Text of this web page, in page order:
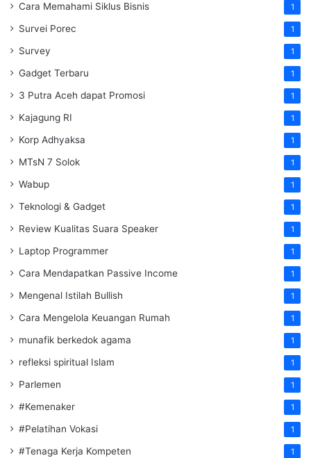
Cara Memahami Siklus Bisnis 1
Survei Porec 1
Survey 1
Gadget Terbaru 1
3 Putra Aceh dapat Promosi 1
Kajagung RI 1
Korp Adhyaksa 1
MTsN 7 Solok 1
Wabup 1
Teknologi & Gadget 1
Review Kualitas Suara Speaker 1
Laptop Programmer 1
Cara Mendapatkan Passive Income 1
Mengenal Istilah Bullish 1
Cara Mengelola Keuangan Rumah 1
munafik berkedok agama 1
refleksi spiritual Islam 1
Parlemen 1
#Kemenaker 1
#Pelatihan Vokasi 1
#Tenaga Kerja Kompeten 1